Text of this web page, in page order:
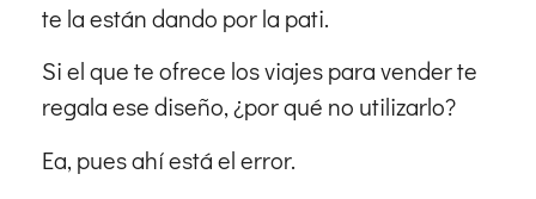
te la están dando por la pati.
Si el que te ofrece los viajes para vender te
regala ese diseño, ¿por qué no utilizarlo?
Ea, pues ahí está el error.